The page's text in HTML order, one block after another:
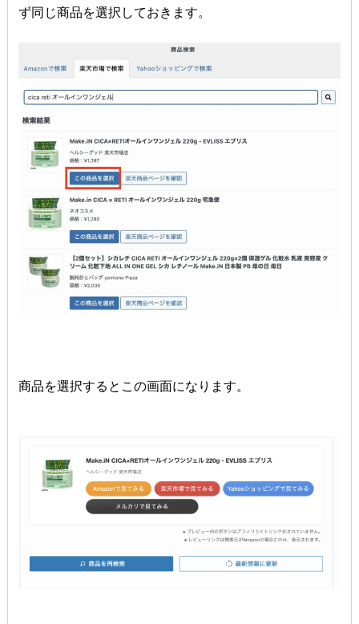
ず同じ商品を選択しておきます。
商品を選択するとこの画面になります。